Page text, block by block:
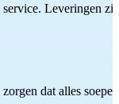
Leveringen
dat alles